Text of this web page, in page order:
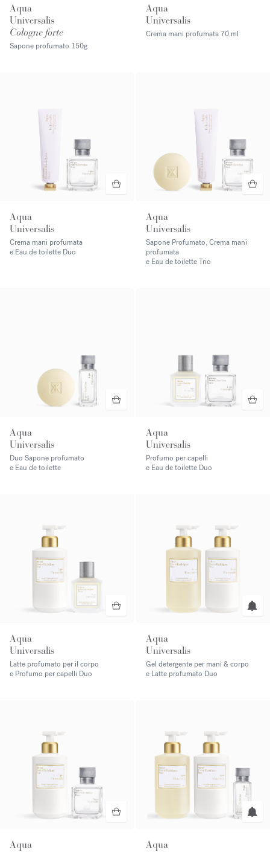
Aqua
Universalis
Cologne forte
Sapone profumato 150g
Aqua
Universalis
Crema mani profumata 70 ml
Aqua
Universalis
Crema mani profumata
e Eau de toilette Duo
Aqua
Universalis
Sapone Profumato, Crema mani
profumata
e Eau de toilette Trio
Aqua
Universalis
Duo Sapone profumato
e Eau de toilette
Aqua
Universalis
Profumo per capelli
e Eau de toilette Duo
Aqua
Universalis
Latte profumato per il corpo
e Profumo per capelli Duo
Aqua
Universalis
Gel detergente per mani & corpo
e Latte profumato Duo
Aqua
Aqua